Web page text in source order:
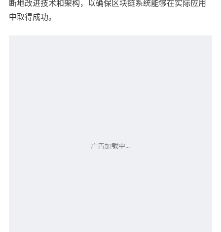
断地改进技术和架构，以确保区块链系统能够在实际应用
中取得成功。